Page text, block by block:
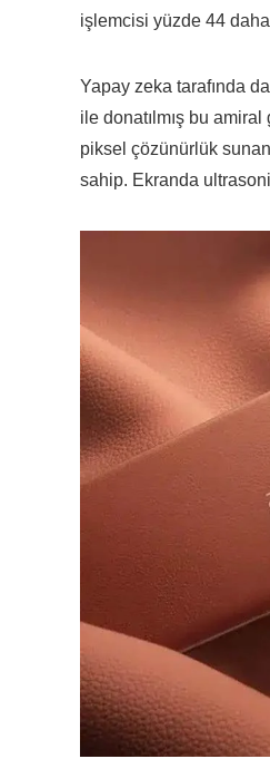
işlemcisi yüzde 44
Yapay zeka tarafında
ile donatılmış bu
piksel çözünürlük
sahip. Ekranda